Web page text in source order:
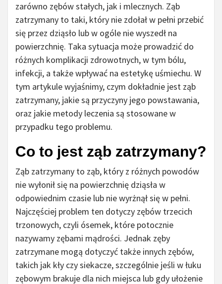
zarówno zębów stałych, jak i mlecznych. Ząb
zatrzymany to taki, który nie zdołał w pełni przebić
się przez dziąsło lub w ogóle nie wyszedł na
powierzchnię. Taka sytuacja może prowadzić do
różnych komplikacji zdrowotnych, w tym bólu,
infekcji, a także wpływać na estetykę uśmiechu. W
tym artykule wyjaśnimy, czym dokładnie jest ząb
zatrzymany, jakie są przyczyny jego powstawania,
oraz jakie metody leczenia są stosowane w
przypadku tego problemu.
Co to jest ząb zatrzymany?
Ząb zatrzymany to ząb, który z różnych powodów
nie wyłonił się na powierzchnię dziąsła w
odpowiednim czasie lub nie wyrżnął się w pełni.
Najczęściej problem ten dotyczy zębów trzecich
trzonowych, czyli ósemek, które potocznie
nazywamy zębami mądrości. Jednak zęby
zatrzymane mogą dotyczyć także innych zębów,
takich jak kły czy siekacze, szczególnie jeśli w łuku
zębowym brakuje dla nich miejsca lub gdy ułożenie